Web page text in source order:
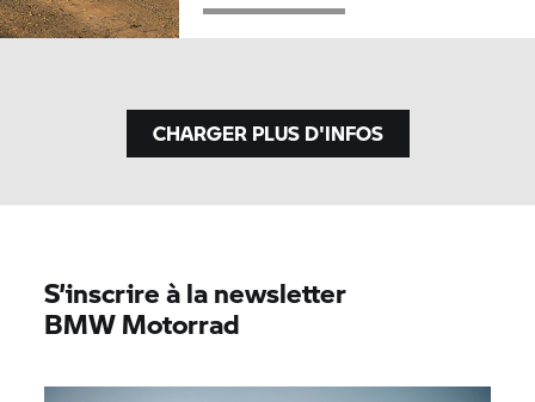
CHARGER PLUS D'INFOS
S’inscrire à la newsletter
BMW Motorrad